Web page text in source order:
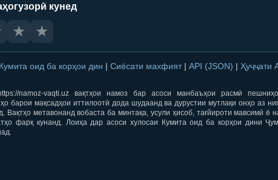
кунед
★ ★
Кумита оид ба корҳои дин | Сиёсати махфият | API (JSON) | Ҳуҷҷати
namoz-vaqti.uz вақтҳои намоз бар асоси манбаъҳои расмӣ
барои мақсадҳои иттилоотӣ дода шудаанд ва дурустии мутлақи онҳо аз
Вақтҳо метавонанд вобаста ба минтақа, усули ҳисоб, тағйироти мавсимӣ ё
фарқ кунанд. Лоиҳа дар асоси хулосаи Кумита оид ба корҳои дини